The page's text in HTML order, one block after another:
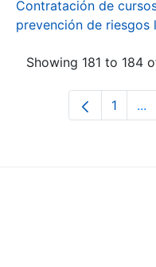
Contratación de
prevención de riesgos
Showing 181 to 184
Page
1 ...